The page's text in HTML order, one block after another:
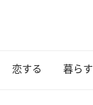
恋する 暮らす